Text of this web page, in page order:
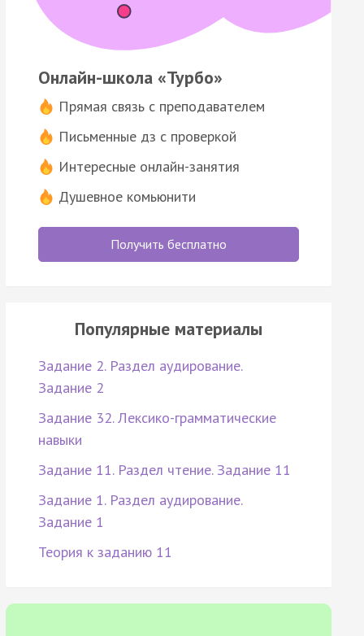
Онлайн-школа «Турбо»
Прямая связь с преподавателем
Письменные дз с проверкой
Интересные онлайн-занятия
Душевное комьюнити
Получить бесплатно
Популярные материалы
Задание 2. Раздел аудирование.
Задание 2
Задание 32. Лексико-грамматические
навыки
Задание 11. Раздел чтение. Задание 11
Задание 1. Раздел аудирование.
Задание 1
Теория к заданию 11